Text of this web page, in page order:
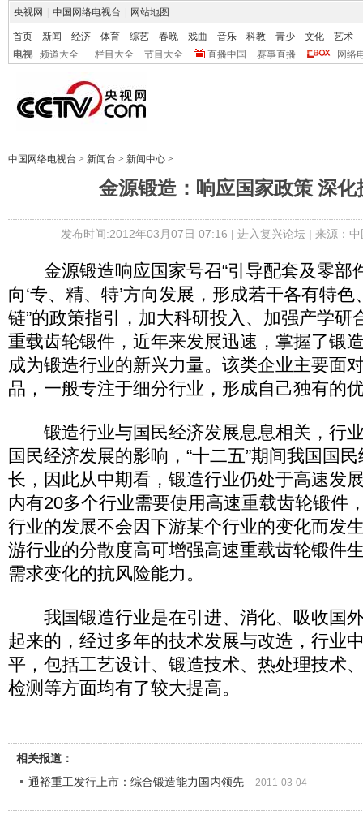
央视网 中国网络电视台 网站地图
首页 新闻 经济 体育 综艺 春晚 戏曲 音乐 科教 青少 文化
艺术
电视
频道大全 栏目大全 节目大全 直播中国 赛事直播 网络
中国网络电视台 > 新闻台 > 新闻中心 >
金源锻造：响应国家政策 深化
发布时间:2012年03月07日 07:16 | 进入复兴论坛| 来源：
金源锻造响应国家号召“引导配套及零部
向‘专、精、特’方向发展，形成若干各有特
链”的政策指引，加大科研投入、加强产学研
重载齿轮锻件，近年来发展迅速，掌握了锻
成为锻造行业的新兴力量。该类企业主要面
品，一般专注于细分行业，形成自己独有的
锻造行业与国民经济发展息息相关，行
国民经济发展的影响，“十二五”期间我国国
长，因此从中期看，锻造行业仍处于高速发
内有20多个行业需要使用高速重载齿轮锻件
行业的发展不会因下游某个行业的变化而发
游行业的分散度高可增强高速重载齿轮锻件
需求变化的抗风险能力。
我国锻造行业是在引进、消化、吸收国
起来的，经过多年的技术发展与改造，行业
平，包括工艺设计、锻造技术、热处理技术
检测等方面均有了较大提高。
相关报道：
通裕重工发行上市：综合锻造能力国内领先
2011-03-04